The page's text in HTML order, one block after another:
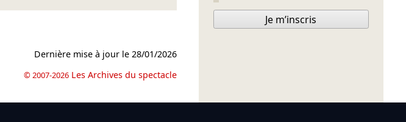
Dernière mise à jour le28/01/2026
© 2007-2026 Les Archives du spectacle
Je m’inscris